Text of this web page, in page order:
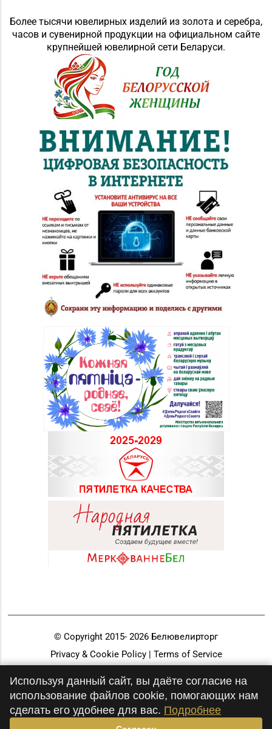
Более тысячи ювелирных изделий из золота и серебра,
часов и сувенирной продукции на официальном сайте
крупнейшей ювелирной сети Беларуси.
© Copyright 2015- 2026 Белювелирторг
Privacy & Cookie Policy | Terms of Service
Используя данный сайт, вы даёте согласие на
использование файлов cookie, помогающих нам
сделать его удобнее для вас. Подробнее